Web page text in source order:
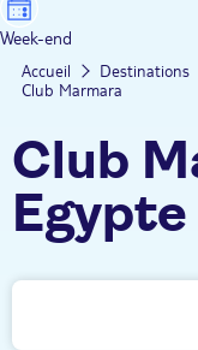
Week-end
Accueil Destinations
Club Marmara
Club
Egypte